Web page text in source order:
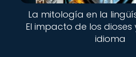
La mitología en la
El impacto de los dioses
idioma